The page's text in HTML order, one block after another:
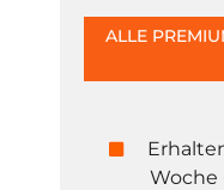
ALLE
Woche